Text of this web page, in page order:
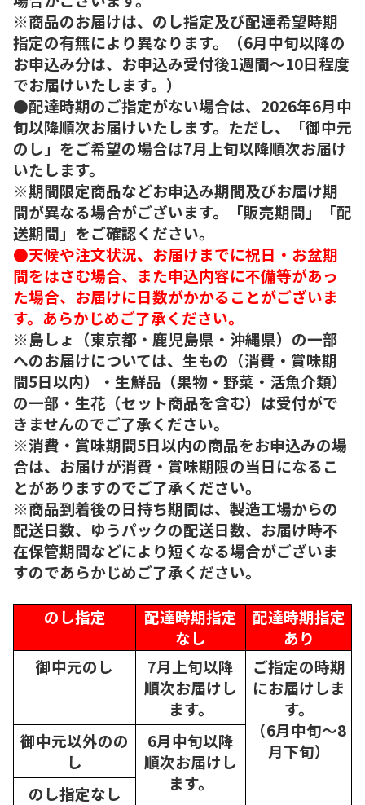
※商品のお届けは、のし指定及び配達希望時期
指定の有無により異なります。（6月中旬以降の
お申込み分は、お申込み受付後1週間～10日程度
でお届けいたします。）
●配達時期のご指定がない場合は、2026年6月中
旬以降順次お届けいたします。ただし、「御中元
のし」をご希望の場合は7月上旬以降順次お届け
いたします。
※期間限定商品などお申込み期間及びお届け期
間が異なる場合がございます。「販売期間」「配
送期間」をご確認ください。
●天候や注文状況、お届けまでに祝日・お盆期
間をはさむ場合、また申込内容に不備等があっ
た場合、お届けに日数がかかることがございま
す。あらかじめご了承ください。
※島しょ（東京都・鹿児島県・沖縄県）の一部
へのお届けについては、生もの（消費・賞味期
間5日以内）・生鮮品（果物・野菜・活魚介類）
の一部・生花（セット商品を含む）は受付がで
きませんのでご了承ください。
※消費・賞味期間5日以内の商品をお申込みの場
合は、お届けが消費・賞味期限の当日になるこ
とがありますのでご了承ください。
※商品到着後の日持ち期間は、製造工場からの
配送日数、ゆうパックの配送日数、お届け時不
在保管期間などにより短くなる場合がございま
すのであらかじめご了承ください。
のし指定
配達時期指定
なし
配達時期指定
あり
御中元のし
7月上旬以降
順次お届けし
ます。
ご指定の時期
にお届けしま
す。
（6月中旬～8
月下旬）
御中元以外のの
し
6月中旬以降
順次お届けし
ます。
のし指定なし